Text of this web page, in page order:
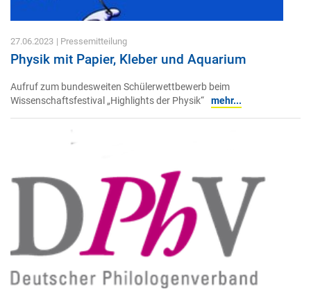
27.06.2023 | Pressemitteilung
Physik mit Papier, Kleber und Aquarium
Aufruf zum bundesweiten Schülerwettbewerb beim
Wissenschaftsfestival „Highlights der Physik“ mehr...